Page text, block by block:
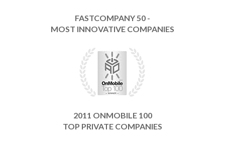
FASTCOMPANY 50 -
MOST INNOVATIVE COMPANIES
2011 ONMOBILE 100
TOP PRIVATE COMPANIES